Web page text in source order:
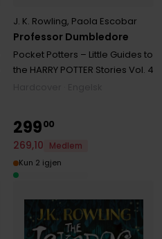
Professor Dumbledore
J. K. Rowling, Paola Escobar
Pocket Potters – Little Guides to
the HARRY POTTER Stories Vol. 4
29900
269,10
Medlem
Kun 2 igjen